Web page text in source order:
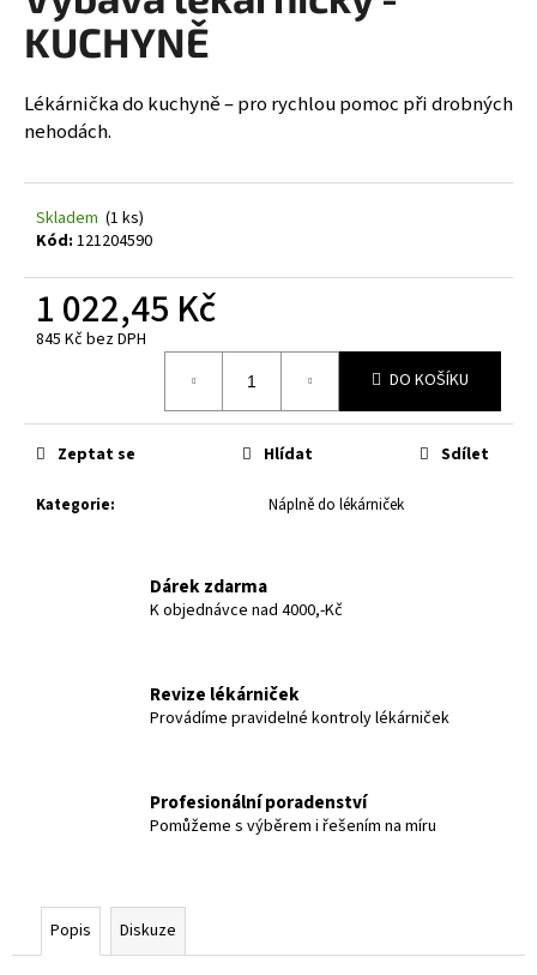
0,0
hvězdiček.
KUCHYNĚ
Lékárnička do kuchyně – pro rychlou pomoc při drobných
nehodách.
Skladem (1 ks)
Kód: 121204590
1 022,45 Kč
845 Kč bez DPH
DO KOŠÍKU
Kategorie: Náplně do lékárniček
Zeptat se Hlídat Sdílet
Dárek zdarma
K objednávce nad 4000,-Kč
Revize lékárniček
Provádíme pravidelné kontroly lékárniček
Profesionální poradenství
Pomůžeme s výběrem i řešením na míru
Popis Diskuze
a
j
í
t
HLEDAT
o
u